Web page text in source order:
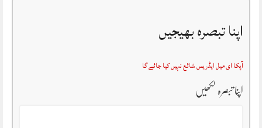
اپنا تبصرہ بھیجیں
آپکا ای میل ایڈریس شائع نہیں کیا جائے گا
اپنا تبصرہ لکھیں